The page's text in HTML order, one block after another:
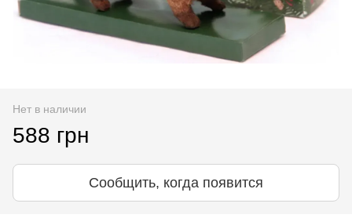
Нет в наличии
588 грн
Сообщить, когда появится